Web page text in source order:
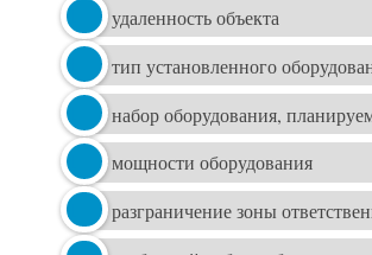
удаленность объекта
тип установленного
набор оборудования,
мощности оборудования
разграничение зоны